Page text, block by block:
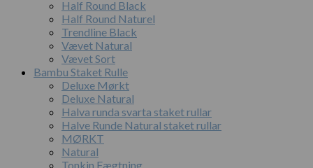
Half Round Black
Half Round Naturel
Trendline Black
Vævet Natural
Vævet Sort
Bambu Staket Rulle
Deluxe Mørkt
Deluxe Natural
Halva runda svarta staket rullar
Halve Runde Natural staket rullar
MØRKT
Natural
Tonkin Fægtning